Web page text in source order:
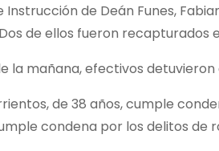
Instrucción de Deán Funes,
de ellos fueron recapturados
la mañana, efectivos
de 38 años, cumple
condena por los delitos de